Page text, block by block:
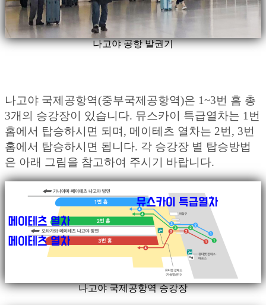
나고야 공항 발권기
나고야 국제공항역(중부국제공항역)은 1~3번 홈 총
3개의 승강장이 있습니다. 뮤스카이 특급열차는 1번
홈에서 탑승하시면 되며, 메이테츠 열차는 2번, 3번
홈에서 탑승하시면 됩니다. 각 승강장 별 탑승방법
은 아래 그림을 참고하여 주시기 바랍니다.
나고야 국제공항역 승강장